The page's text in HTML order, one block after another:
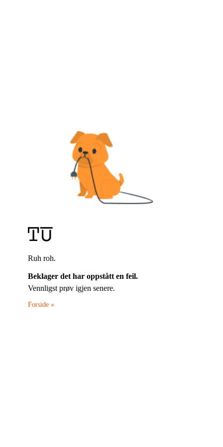
Ruh roh.
Beklager det har oppstått en feil.
Vennligst prøv igjen senere.
Forside »